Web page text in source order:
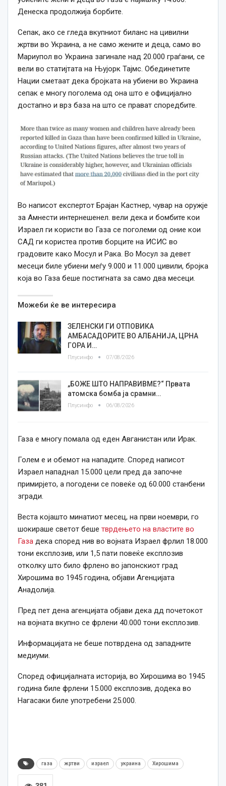
Денеска продолжија борбите.
Сепак, ако се гледа вкупниот биланс на цивилни
жртви во Украина, а не само жените и деца, само во
Мариупол во Украина загинале над 20.000 граѓани, се
вели во статијтата на Њујорк Тајмс. Обединетите
Нации сметаат дека бројката на убиени во Украина
сепак е многу поголема од она што е официјално
достапно и врз база на што се прават споредбите.
Во написот експертот Брајан Кастнер, чувар на оружје
за Амнести интернешенел. вели дека и бомбите кои
Израел ги користи во Газа се поголеми од оние кои
САД ги користеа против борците на ИСИС во
градовите како Мосул и Рака. Во Мосул за девет
месеци биле убиени меѓу 9.000 и 11.000 цивили, бројка
која во Газа беше постигната за само два месеци.
Можеби ќе ве интересира
ЗЕЛЕНСКИ ГИ ОТПОВИКА
АМБАСАДОРИТЕ ВО АЛБАНИЈА, ЦРНА
ГОРА И…
Плусинфо 07/08/2026
„БОЖЕ ШТО НАПРАВИВМЕ?“ Првата
атомска бомба ја срамни…
Плусинфо 06/08/2026
Газа е многу помала од еден Авганистан или Ирак.
Голем е и обемот на нападите. Според написот
Израел нападнал 15.000 цели пред да започне
примирјето, а погодени се повеќе од 60.000 станбени
згради.
Веста којашто минатиот месец, на први ноември, го
шокираше светот беше тврдењето на властите во
Газа дека според нив во војната Израел фрлил 18.000
тони експлозив, или 1,5 пати повеќе експлозив
отколку што било фрлено во јапонскиот град
Хирошима во 1945 година, објави Агенцијата
Анадолија.
Пред пет дена агенцијата објави дека дд почетокот
на војната вкупно се фрлени 40.000 тони експлозив.
Информацијата не беше потврдена од западните
медиуми.
Според официјалната историја, во Хирошима во 1945
година биле фрлени 15.000 експлозив, додека во
Нагасаки биле употребени 25.000.
газа жртви израел украина Хирошима